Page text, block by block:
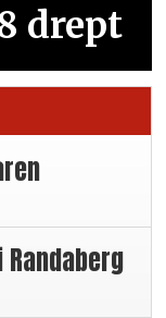
drept